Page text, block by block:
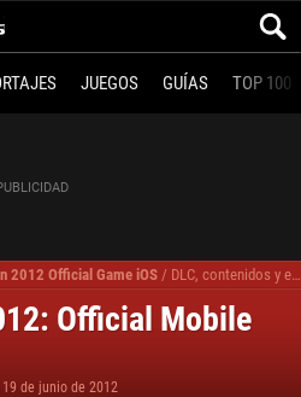
JUEGOS GUÍAS TOP 100
2012 Official Game iOS / DLC, contenidos y expansiones London 2012 Official Game iOS
Official Mobile
de junio de 2012